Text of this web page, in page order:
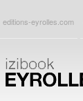
editions-eyrolles.com